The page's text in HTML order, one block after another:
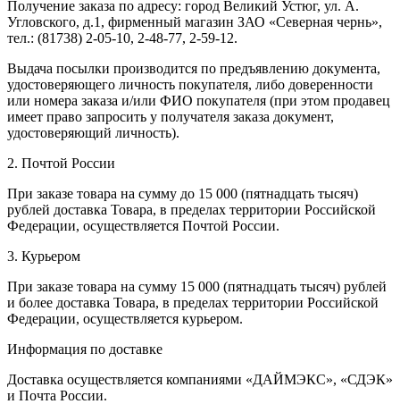
Получение заказа по адресу: город Великий Устюг, ул. А.
Угловского, д.1, фирменный магазин ЗАО «Северная чернь»,
тел.: (81738) 2-05-10, 2-48-77, 2-59-12.
Выдача посылки производится по предъявлению документа,
удостоверяющего личность покупателя, либо доверенности
или номера заказа и/или ФИО покупателя (при этом продавец
имеет право запросить у получателя заказа документ,
удостоверяющий личность).
2. Почтой России
При заказе товара на сумму до 15 000 (пятнадцать тысяч)
рублей доставка Товара, в пределах территории Российской
Федерации, осуществляется Почтой России.
3. Курьером
При заказе товара на сумму 15 000 (пятнадцать тысяч) рублей
и более доставка Товара, в пределах территории Российской
Федерации, осуществляется курьером.
Информация по доставке
Доставка осуществляется компаниями «ДАЙМЭКС», «СДЭК»
и Почта России.